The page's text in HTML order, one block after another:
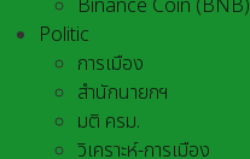
Binance Coin (BNB)
Politic
การเมือง
สำนักนายกฯ
มติ ครม.
วิเคราะห์-การเมือง